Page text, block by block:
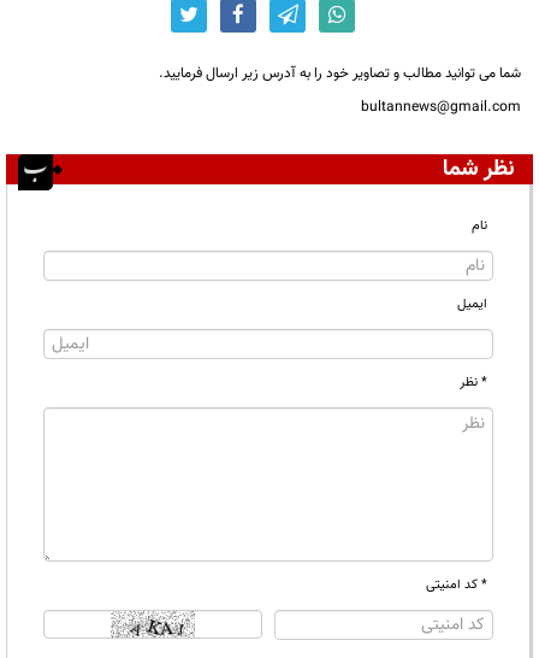
شما می توانید مطالب و تصاویر خود را به آدرس زیر ارسال فرمایید.
bultannews@gmail.com
نظر شما
نام
ایمیل
* نظر
* کد امنیتی